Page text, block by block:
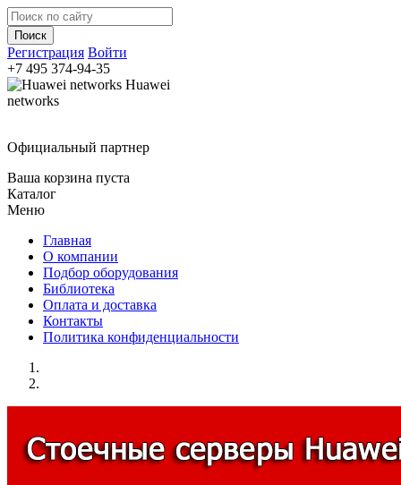
Регистрация Войти
+7 495 374-94-35
Huawei
networks
Официальный партнер
Ваша корзина пуста
Каталог
Меню
Главная
О компании
Подбор оборудования
Библиотека
Оплата и доставка
Контакты
Политика конфиденциальности